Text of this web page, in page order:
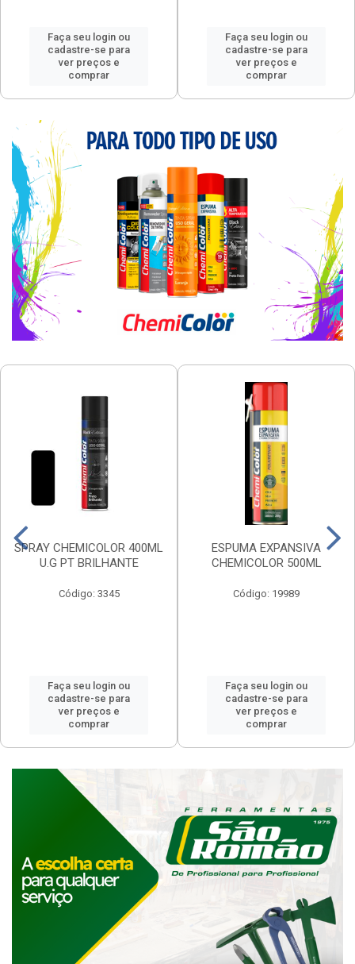
Faça seu login ou
cadastre-se para
ver preços e
comprar
Faça seu login ou
cadastre-se para
ver preços e
comprar
SPRAY CHEMICOLOR 400ML
U.G PT BRILHANTE
Código: 3345
Faça seu login ou
cadastre-se para
ver preços e
comprar
ESPUMA EXPANSIVA
CHEMICOLOR 500ML
Código: 19989
Faça seu login ou
cadastre-se para
ver preços e
comprar